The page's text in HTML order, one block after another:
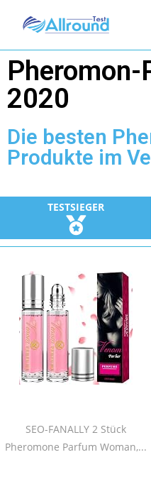
2020
Die besten
Produkte im
TESTSIEGER
SEO-FANALLY 2 Stück
Pheromone Parfum Woman,...